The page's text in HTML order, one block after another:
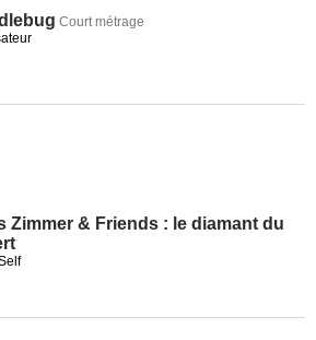
Court métrage
Zimmer & Friends : le diamant du